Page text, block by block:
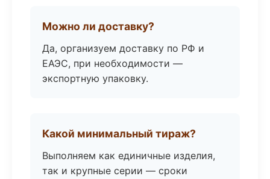
Можно ли доставку?
Да, организуем доставку по РФ и
ЕАЭС, при необходимости —
экспортную упаковку.
Какой минимальный тираж?
Выполняем как единичные изделия,
так и крупные серии — сроки